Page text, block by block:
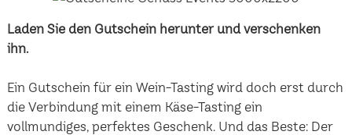
Laden Sie den Gutschein herunter und verschenken
ihn.
Ein Gutschein für ein Wein-Tasting wird doch erst durch
die Verbindung mit einem Käse-Tasting ein
vollmundiges, perfektes Geschenk. Und das Beste: Der